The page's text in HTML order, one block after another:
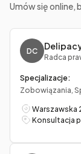
Umów się online,
DC
Radca
Specjalizacje:
Zobowiązania,
Warszawska
Konsultacja